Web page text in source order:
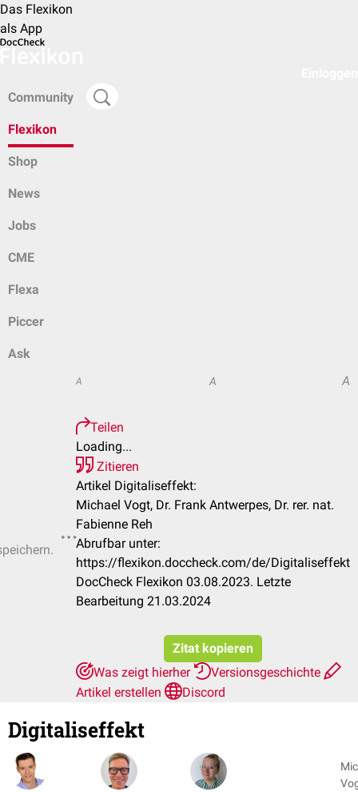
Das Flexikon
als App
Community
Flexikon
Shop
News
Jobs
CME
Flexa
Piccer
Ask
A A A
Teilen
Loading...
Zitieren
Artikel Digitaliseffekt:
Michael Vogt, Dr. Frank Antwerpes, Dr. rer. nat.
Fabienne Reh
Abrufbar unter:
https://flexikon.doccheck.com/de/Digitaliseffekt
DocCheck Flexikon 03.08.2023. Letzte
Bearbeitung 21.03.2024
Zitat kopieren
Was zeigt hierher
Versionsgeschichte
Artikel erstellen
Discord
Digitaliseffekt